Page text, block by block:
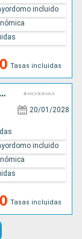
Tasas incluidas
incluido
ESTADOS UNIDOS, PUERTO RICO, FRANCIA, ANTIGUA Y BARBUDA
20/01/2028
Tasas incluidas
incluido